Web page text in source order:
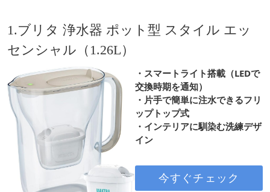
1.ブリタ 浄水器 ポット型 スタイル エッ
センシャル（1.26L）
・スマートライト搭載（LEDで
交換時期を通知）
・片手で簡単に注水できるフリ
ップトップ式
・インテリアに馴染む洗練デザ
イン
今すぐチェック